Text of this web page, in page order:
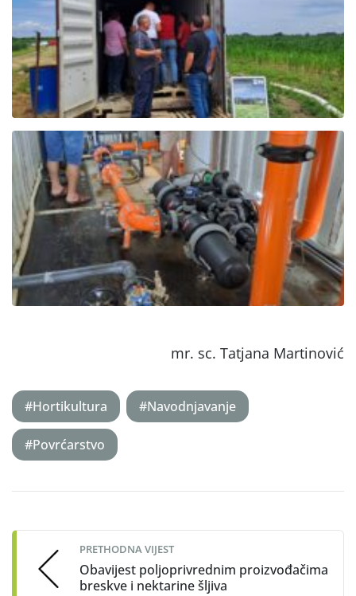
mr. sc. Tatjana Martinović
#Hortikultura #Navodnjavanje
#Povrćarstvo
navigation
PRETHODNA VIJEST
Obavijest poljoprivrednim proizvođačima
breskve i nektarine šljiva